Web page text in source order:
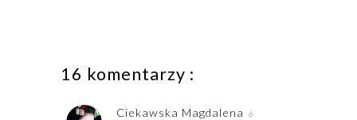
16 komentarzy :
Ciekawska Magdalena
6